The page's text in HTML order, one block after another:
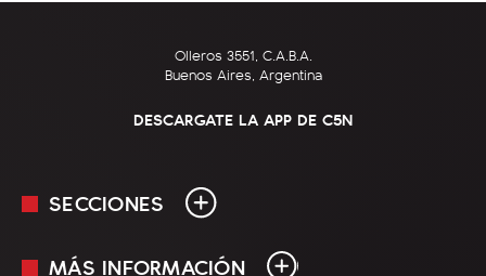
Olleros 3551, C.A.B.A.
Buenos Aires, Argentina
DESCARGATE LA APP DE C5N
SECCIONES
En Vivo
MÁS INFORMACIÓN